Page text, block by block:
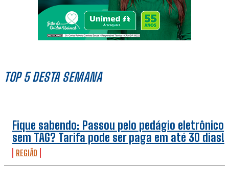
TOP 5 DESTA SEMANA
Fique sabendo: Passou pelo pedágio eletrônico
sem TAG? Tarifa pode ser paga em até 30 dias!
REGIÃO